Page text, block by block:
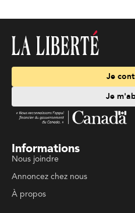
Je
Je
Informations
Nous joindre
Annoncez chez nous
À propos